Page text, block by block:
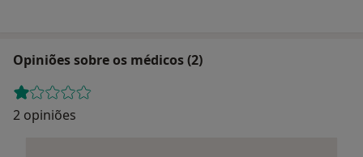
Opiniões sobre os médicos (2)
2 opiniões